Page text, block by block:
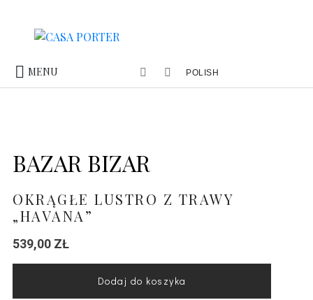
MENU POLISH
BAZAR BIZAR
OKRĄGŁE LUSTRO Z TRAWY
„HAVANA”
539,00 ZŁ
Dodaj do koszyka